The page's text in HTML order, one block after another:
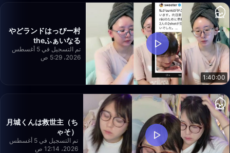
1:40:00
やどランドはっぴー村
theふぁいなる
تم التسجيل في 5 أغسطس
2026، 5:29 ص
月城くんは救世主（ち
ゃそ）
تم التسجيل في 5 أغسطس
2026، 12:14 ص